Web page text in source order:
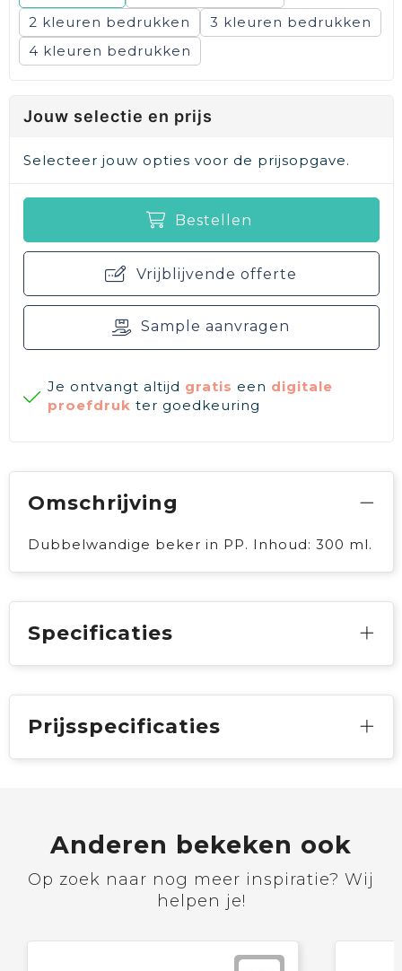
2
3
4
Jouw selectie en prijs
Selecteer jouw opties voor de prijsopgave.
Bestellen
Vrijblijvende offerte
Sample aanvragen
Je ontvangt altijd gratis een digitale
proefdruk ter goedkeuring
Omschrijving
Dubbelwandige beker in PP. Inhoud: 300 ml.
Specificaties
Prijsspecificaties
Anderen bekeken ook
Op zoek naar nog meer inspiratie? Wij
helpen je!